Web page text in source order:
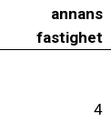
annans
fastighet
4